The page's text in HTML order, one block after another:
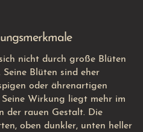
nicht durch große Blüten
Blüten sind eher
oder ährenartigen
Wirkung liegt mehr im
der rauen Gestalt. Die
oben dunkler, unten heller